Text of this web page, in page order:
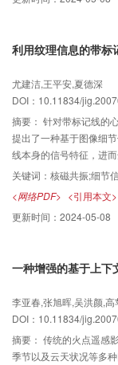
换，对其余样本在迭代
利用纹理信息的带标
尤建洁,王平安,夏德深
DOI：10.11834/
摘要： 针对带标记线的
提出了一种基于图像细
线本身的信号特征，进
像边缘较弱，噪声相对
用水平集方法求解，从
时，为克服边界断裂、
和纹理信息无法准确分
地提取带标记线的左心
关键词： 核磁共振;细节
<网络PDF> <引用本文>
更新时间： 2024-05-08
一种增强的基于上下
李亚春,张旭晖,吴洪颜,高
DOI：10.11834/
摘要： 传统的火点遥感
季节以及云天状况等多